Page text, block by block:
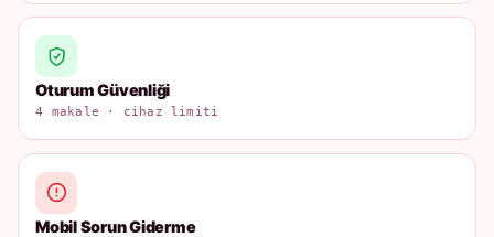
Oturum Güvenliği
4 makale · cihaz limiti
Mobil Sorun Giderme